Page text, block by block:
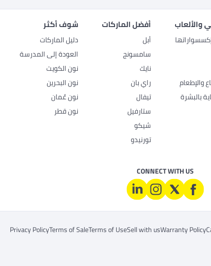
والألعاب
والإطعام
بالبشرة
أفضل الماركات
أبل
سامسونج
نايك
راي بان
تيفال
ستارفيل
شيكو
تورنيدو
شوف أكثر
دليل الماركات
العودة إلى المدرسة
نون الكويت
نون البحرين
نون عُمان
نون قطر
CONNECT WITH US
Warranty Policy
Sell with us
Terms of Use
Terms of Sale
Privacy Policy